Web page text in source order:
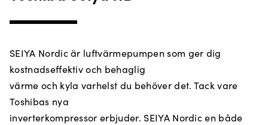
SEIYA Nordic är luftvärmepumpen som ger dig
kostnadseffektiv och behaglig
värme och kyla varhelst du behöver det. Tack vare
Toshibas nya
inverterkompressor erbjuder. SEIYA Nordic en både